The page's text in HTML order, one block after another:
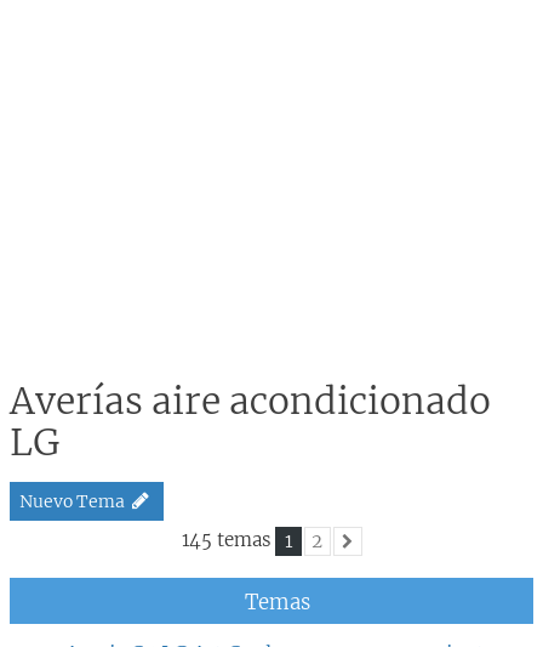
Averías aire acondicionado
LG
Nuevo Tema
145 temas 1
2
Siguiente
Temas